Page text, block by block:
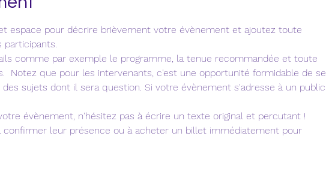
espace pour décrire brièvement votre évènement et ajoutez toute
participants.
comme par exemple le programme, la tenue recommandée et toute
Notez que pour les intervenants, c'est une opportunité formidable de se
sujets dont il sera question. Si votre évènement s'adresse à un public
évènement, n'hésitez pas à écrire un texte original et percutant !
confirmer leur présence ou à acheter un billet immédiatement pour